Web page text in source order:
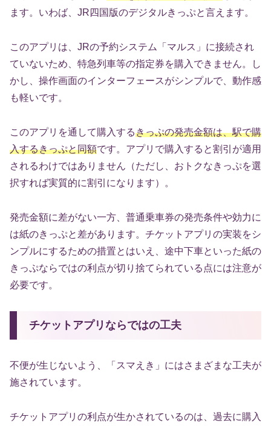
ます。いわば、JR四国版のデジタルきっぷと言えます。
このアプリは、JRの予約システム「マルス」に接続され
ていないため、特急列車等の指定券を購入できません。し
かし、操作画面のインターフェースがシンプルで、動作感
も軽いです。
このアプリを通して購入するきっぷの発売金額は、駅で購
入するきっぷと同額です。アプリで購入すると割引が適用
されるわけではありません（ただし、おトクなきっぷを選
択すれば実質的に割引になります）。
発売金額に差がない一方、普通乗車券の発売条件や効力に
は紙のきっぷと差があります。チケットアプリの実装をシ
ンプルにするための措置とはいえ、途中下車といった紙の
きっぷならではの利点が切り捨てられている点には注意が
必要です。
チケットアプリならではの工夫
不便が生じないよう、「スマえき」にはさまざまな工夫が
施されています。
チケットアプリの利点が生かされているのは、過去に購入